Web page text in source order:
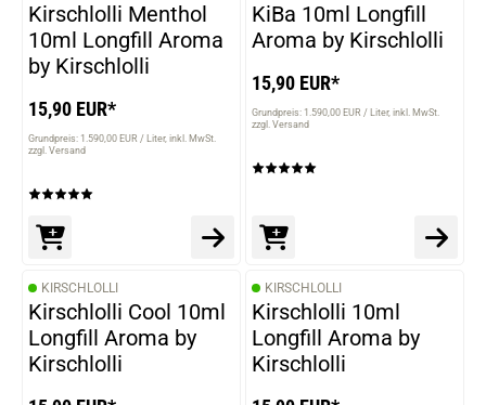
Kirschlolli Menthol
10ml Longfill Aroma
by Kirschlolli
15,90 EUR*
Grundpreis: 1.590,00 EUR / Liter inkl. MwSt.
zzgl. Versand
KiBa 10ml Longfill
Aroma by Kirschlolli
15,90 EUR*
Grundpreis: 1.590,00 EUR / Liter inkl. MwSt.
zzgl. Versand
KIRSCHLOLLI
Kirschlolli Cool 10ml
Longfill Aroma by
Kirschlolli
KIRSCHLOLLI
Kirschlolli 10ml
Longfill Aroma by
Kirschlolli